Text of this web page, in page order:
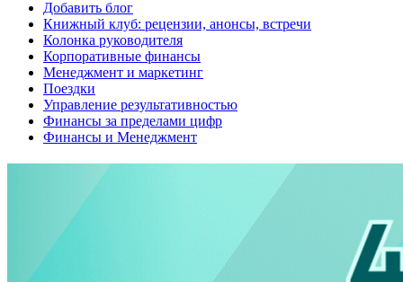
Добавить блог
Книжный клуб: рецензии, анонсы, встречи
Колонка руководителя
Корпоративные финансы
Менеджмент и маркетинг
Поездки
Управление результативностью
Финансы за пределами цифр
Финансы и Менеджмент